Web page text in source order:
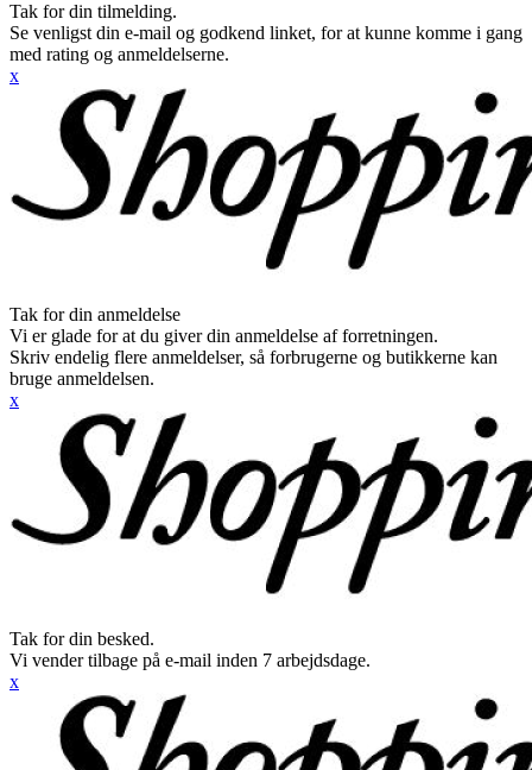
Tak for din tilmelding.
Se venligst din e-mail og godkend linket, for at kunne komme i gang
med rating og anmeldelserne.
x
Tak for din anmeldelse
Vi er glade for at du giver din anmeldelse af forretningen.
Skriv endelig flere anmeldelser, så forbrugerne og butikkerne kan
bruge anmeldelsen.
x
Tak for din besked.
Vi vender tilbage på e-mail inden 7 arbejdsdage.
x